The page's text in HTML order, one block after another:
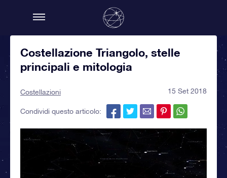
Costellazione Triangolo, stelle
principali e mitologia
Costellazioni 15 Set 2018
Condividi questo articolo: